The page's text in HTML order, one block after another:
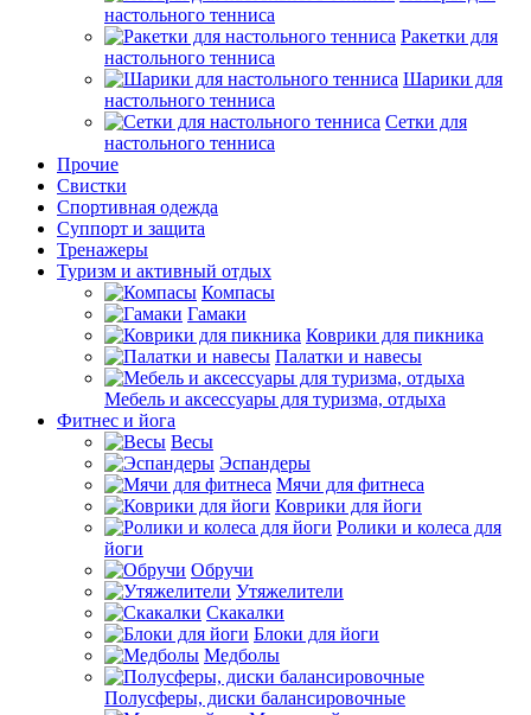
настольного тенниса
Ракетки для
настольного тенниса
Шарики для
настольного тенниса
Сетки для
настольного тенниса
Прочие
Свистки
Спортивная одежда
Суппорт и защита
Тренажеры
Туризм и активный отдых
Компасы
Гамаки
Коврики для пикника
Палатки и навесы
Мебель и аксессуары для туризма, отдыха
Фитнес и йога
Весы
Эспандеры
Мячи для фитнеса
Коврики для йоги
Ролики и колеса для
йоги
Обручи
Утяжелители
Скакалки
Блоки для йоги
Медболы
Полусферы, диски балансировочные